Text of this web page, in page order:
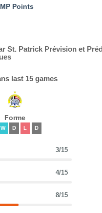
Points
St. Patrick Prévision et
last 15 games
Forme
W D L D
3/15
4/15
8/15